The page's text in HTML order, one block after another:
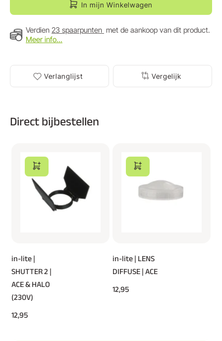
In mijn Winkelwagen
Verdien 23 spaarpunten met de aankoop van dit product.
Meer info...
Verlanglijst Vergelijk
Direct bijbestellen
in-lite |
SHUTTER 2 |
ACE & HALO
(230V)
12,95
in-lite | LENS
DIFFUSE | ACE
12,95